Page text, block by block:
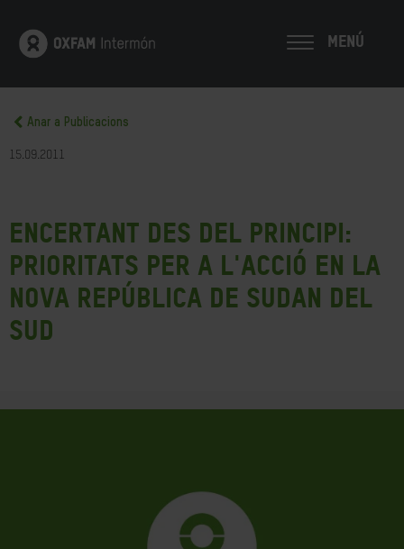
MENÚ
Anar a Publicacions
15.09.2011
Encertant des del principi:
Prioritats per a l'acció en la
nova República de Sudan del
Sud